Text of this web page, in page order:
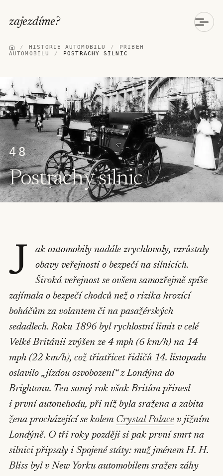
zajezdíme?
/ HISTORIE AUTOMOBILU /
PŘÍBĚH
AUTOMOBILU
/ POSTRACHY SILNIC
48
Postrachy silnic
J
ak automobily nadále zrychlovaly, vzrůstaly
obavy veřejnosti o bezpečí na silnicích.
Široká veřejnost se ovšem samozřejmě spíše
zajímala o bezpečí chodců než o rizika hrozící
boháčům za volantem či na pasažérských
sedadlech. Roku 1896 byl rychlostní limit v celé
Velké Británii zvýšen ze 4 mph (6 km/h) na 14
mph (22 km/h), což třiatřicet řidičů 14. listopadu
oslavilo „jízdou osvobození“ z Londýna do
Brightonu. Ten samý rok však Britům přinesl
i první autonehodu, při níž byla sražena a zabita
žena procházející se kolem Crystal Palace v jižním
Londýně. O tři roky později si pak první smrt na
silnici připsaly i Spojené státy: muž jménem H. H.
Bliss byl v New Yorku automobilem sražen záhy